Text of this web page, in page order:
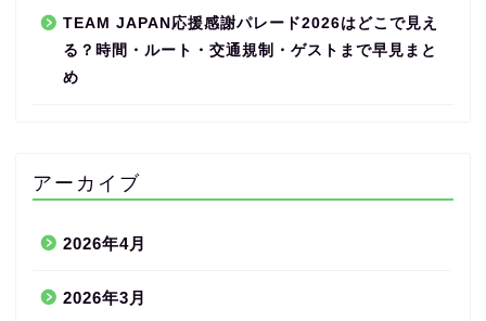
TEAM JAPAN応援感謝パレード2026はどこで見え
る？時間・ルート・交通規制・ゲストまで早見まと
め
アーカイブ
2026年4月
2026年3月